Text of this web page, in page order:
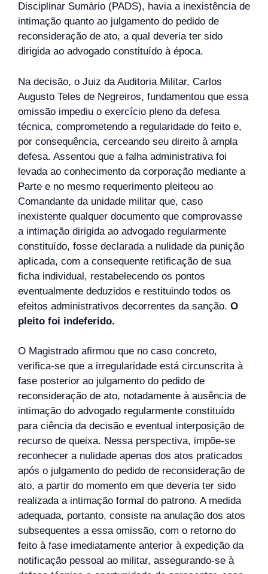
Disciplinar Sumário (PADS), havia a inexistência de
intimação quanto ao julgamento do pedido de
reconsideração de ato, a qual deveria ter sido
dirigida ao advogado constituído à época.
Na decisão, o Juiz da Auditoria Militar, Carlos
Augusto Teles de Negreiros, fundamentou que essa
omissão impediu o exercício pleno da defesa
técnica, comprometendo a regularidade do feito e,
por consequência, cerceando seu direito à ampla
defesa. Assentou que a falha administrativa foi
levada ao conhecimento da corporação mediante a
Parte e no mesmo requerimento pleiteou ao
Comandante da unidade militar que, caso
inexistente qualquer documento que comprovasse
a intimação dirigida ao advogado regularmente
constituído, fosse declarada a nulidade da punição
aplicada, com a consequente retificação de sua
ficha individual, restabelecendo os pontos
eventualmente deduzidos e restituindo todos os
efeitos administrativos decorrentes da sanção. O
pleito foi indeferido.
O Magistrado afirmou que no caso concreto,
verifica-se que a irregularidade está circunscrita à
fase posterior ao julgamento do pedido de
reconsideração de ato, notadamente à ausência de
intimação do advogado regularmente constituído
para ciência da decisão e eventual interposição de
recurso de queixa. Nessa perspectiva, impõe-se
reconhecer a nulidade apenas dos atos praticados
após o julgamento do pedido de reconsideração de
ato, a partir do momento em que deveria ter sido
realizada a intimação formal do patrono. A medida
adequada, portanto, consiste na anulação dos atos
subsequentes a essa omissão, com o retorno do
feito à fase imediatamente anterior à expedição da
notificação pessoal ao militar, assegurando-se à